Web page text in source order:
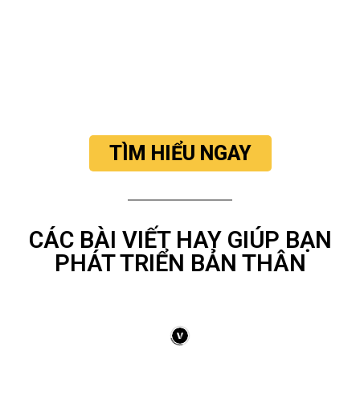
TÌM HIỂU NGAY
CÁC BÀI VIẾT HAY GIÚP BẠN
PHÁT TRIỂN BẢN THÂN